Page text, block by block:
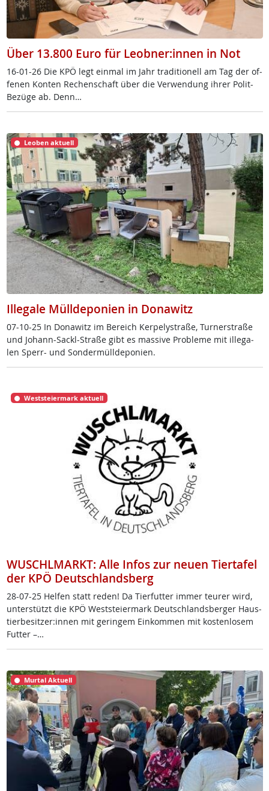
Über 13.800 Euro für Leobner:innen in Not
16-01-26 Die KPÖ legt ein­mal im Jahr tra­di­tio­nell am Tag der of­
fe­nen Kon­ten Re­chen­schaft über die Ver­wen­dung ih­rer Po­lit-
Be­zü­ge ab. Denn…
Leoben aktuell
Illegale Mülldeponien in Donawitz
07-10-25 In Do­na­witz im Be­reich Ker­pe­ly­stra­ße, Tur­ner­stra­ße
und Jo­hann-Sackl-Stra­ße gibt es mas­si­ve Pro­b­le­me mit il­le­ga­
len Sperr- und Son­der­müll­de­po­ni­en.
Weststeiermark aktuell
WUSCHLMARKT: Alle Infos zur neuen Tiertafel
der KPÖ Deutschlandsberg
28-07-25 Hel­fen statt re­den! Da Tier­fut­ter im­mer teu­rer wird,
un­ter­stützt die KPÖ West­s­tei­er­mark Deut­sch­lands­ber­ger Haus­
tier­be­sit­zer:in­nen mit ge­rin­gem Ein­kom­men mit kos­ten­lo­sem
Fut­ter –…
Murtal Aktuell